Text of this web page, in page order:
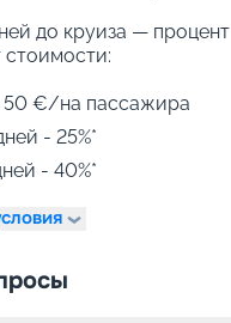
до круиза — процент
50 €/на пассажира
- 25%*
- 40%*